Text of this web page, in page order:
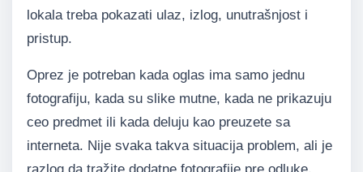
lokala treba pokazati ulaz, izlog, unutrašnjost i
pristup.
Oprez je potreban kada oglas ima samo jednu
fotografiju, kada su slike mutne, kada ne prikazuju
ceo predmet ili kada deluju kao preuzete sa
interneta. Nije svaka takva situacija problem, ali je
razlog da tražite dodatne fotografije pre odluke.